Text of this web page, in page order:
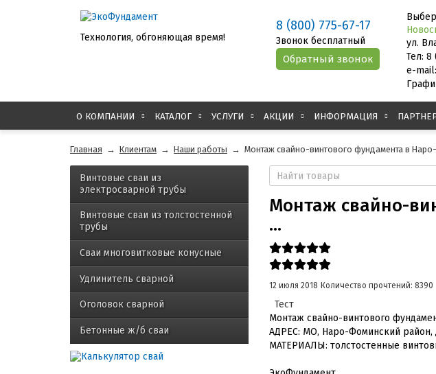
Технология, обгоняющая время!
8 (800) 775-67-17
Звонок бесплатный
ул.
Тел: 8
e-
О КОМПАНИИ КАТАЛОГ УСЛУГИ АКЦИИ ИНФОРМАЦИЯ
Главная → Клиентам → Наши работы → Монтаж свайно-винтового фундамента в
Винтовые сваи из
электросварной трубы
Винтовые сваи из толстостенной
трубы
Сваи многовитковые конусные
Удлинитель сварной
Оголовок сварной
Бетонные ж/б сваи
Монтаж свайно-
...
12 июля 2018 Количество прочтений: 8390
Тест
Монтаж свайно-винтового
АДРЕС: МО, Наро-Фоминский район,
МАТЕРИАЛЫ: толстостенные